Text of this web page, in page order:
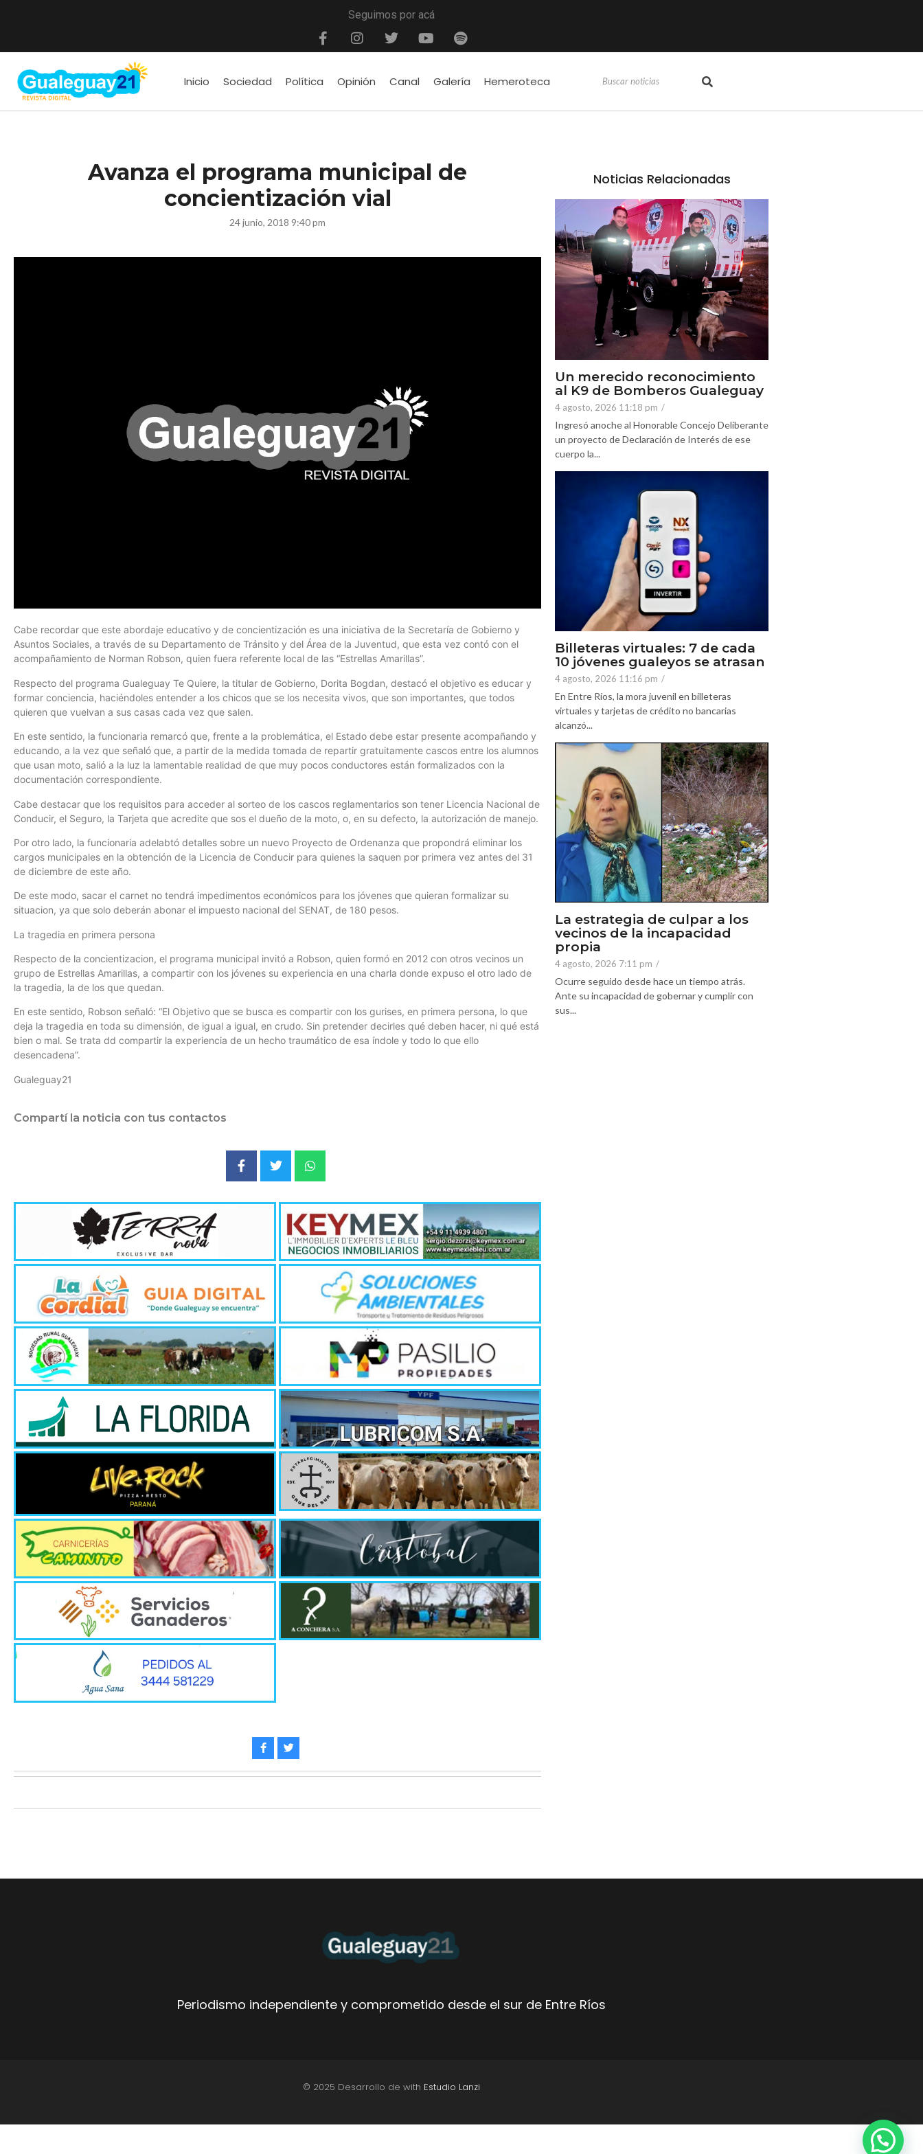
Seguimos por acá
Inicio Sociedad Política Opinión Canal Galería Hemeroteca
Avanza el programa municipal de
concientización vial
24 junio, 2018 9:40 pm
Cabe recordar que este abordaje educativo y de concientización es una iniciativa de la Secretaría de Gobierno y
Asuntos Sociales, a través de su Departamento de Tránsito y del Área de la Juventud, que esta vez contó con el
acompañamiento de Norman Robson, quien fuera referente local de las “Estrellas Amarillas”.
Respecto del programa Gualeguay Te Quiere, la titular de Gobierno, Dorita Bogdan, destacó el objetivo es educar y
formar conciencia, haciéndoles entender a los chicos que se los necesita vivos, que son importantes, que todos
quieren que vuelvan a sus casas cada vez que salen.
En este sentido, la funcionaria remarcó que, frente a la problemática, el Estado debe estar presente acompañando y
educando, a la vez que señaló que, a partir de la medida tomada de repartir gratuitamente cascos entre los alumnos
que usan moto, salió a la luz la lamentable realidad de que muy pocos conductores están formalizados con la
documentación correspondiente.
Cabe destacar que los requisitos para acceder al sorteo de los cascos reglamentarios son tener Licencia Nacional de
Conducir, el Seguro, la Tarjeta que acredite que sos el dueño de la moto, o, en su defecto, la autorización de manejo.
Por otro lado, la funcionaria adelabtó detalles sobre un nuevo Proyecto de Ordenanza que propondrá eliminar los
cargos municipales en la obtención de la Licencia de Conducir para quienes la saquen por primera vez antes del 31
de diciembre de este año.
De este modo, sacar el carnet no tendrá impedimentos económicos para los jóvenes que quieran formalizar su
situacion, ya que solo deberán abonar el impuesto nacional del SENAT, de 180 pesos.
La tragedia en primera persona
Respecto de la concientizacion, el programa municipal invitó a Robson, quien formó en 2012 con otros vecinos un
grupo de Estrellas Amarillas, a compartir con los jóvenes su experiencia en una charla donde expuso el otro lado de
la tragedia, la de los que quedan.
En este sentido, Robson señaló: “El Objetivo que se busca es compartir con los gurises, en primera persona, lo que
deja la tragedia en toda su dimensión, de igual a igual, en crudo. Sin pretender decirles qué deben hacer, ni qué está
bien o mal. Se trata dd compartir la experiencia de un hecho traumático de esa índole y todo lo que ello
desencadena”.
Gualeguay21
Compartí la noticia con tus contactos
Noticias Relacionadas
Un merecido reconocimiento
al K9 de Bomberos Gualeguay
4 agosto, 2026 11:18 pm /
Ingresó anoche al Honorable Concejo Deliberante
un proyecto de Declaración de Interés de ese
cuerpo la...
Billeteras virtuales: 7 de cada
10 jóvenes gualeyos se atrasan
4 agosto, 2026 11:16 pm /
En Entre Ríos, la mora juvenil en billeteras
virtuales y tarjetas de crédito no bancarias
alcanzó...
La estrategia de culpar a los
vecinos de la incapacidad
propia
4 agosto, 2026 7:11 pm /
Ocurre seguido desde hace un tiempo atrás.
Ante su incapacidad de gobernar y cumplir con
sus...
Periodismo independiente y comprometido desde el sur de Entre Ríos
© 2025 Desarrollo de with Estudio Lanzi